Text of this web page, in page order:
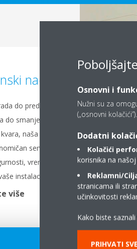
nadzor
do prediktivne
do smanjenja
naša inteligentna
servis za
vremena rada i
instalacije.
više
rad vašeg
vijek
Osnovni i
Nužni su za
(„osnovni kolačići”).
Dodatni
Kolačići
korisnika na
Reklamni/
stranicama ili
učinkovitosti
Kako biste
PRIHVATI SVE